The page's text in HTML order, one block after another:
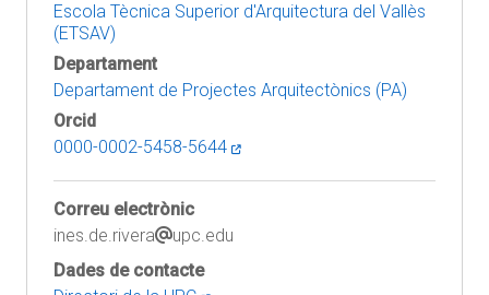
Escola Tècnica Superior d'Arquitectura del Vallès
(ETSAV)
Departament
Departament de Projectes Arquitectònics (PA)
Orcid
0000-0002-5458-5644
Correu electrònic
ines.de.rivera
upc.edu
Dades de contacte